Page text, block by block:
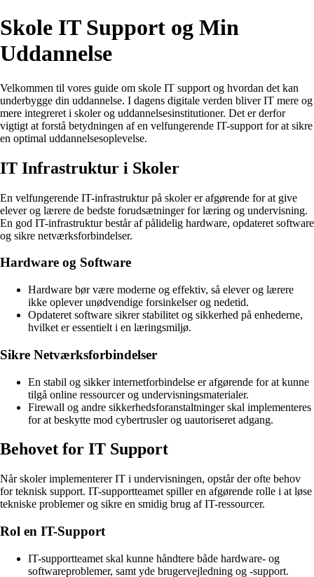
Skole IT Support og Min
Uddannelse
Velkommen til vores guide om skole IT support og hvordan det kan
underbygge din uddannelse. I dagens digitale verden bliver IT mere og
mere integreret i skoler og uddannelsesinstitutioner. Det er derfor
vigtigt at forstå betydningen af en velfungerende IT-support for at sikre
en optimal uddannelsesoplevelse.
IT Infrastruktur i Skoler
En velfungerende IT-infrastruktur på skoler er afgørende for at give
elever og lærere de bedste forudsætninger for læring og undervisning.
En god IT-infrastruktur består af pålidelig hardware, opdateret software
og sikre netværksforbindelser.
Hardware og Software
Hardware bør være moderne og effektiv, så elever og lærere
ikke oplever unødvendige forsinkelser og nedetid.
Opdateret software sikrer stabilitet og sikkerhed på enhederne,
hvilket er essentielt i en læringsmiljø.
Sikre Netværksforbindelser
En stabil og sikker internetforbindelse er afgørende for at kunne
tilgå online ressourcer og undervisningsmaterialer.
Firewall og andre sikkerhedsforanstaltninger skal implementeres
for at beskytte mod cybertrusler og uautoriseret adgang.
Behovet for IT Support
Når skoler implementerer IT i undervisningen, opstår der ofte behov
for teknisk support. IT-supportteamet spiller en afgørende rolle i at løse
tekniske problemer og sikre en smidig brug af IT-ressourcer.
Rol en IT-Support
IT-supportteamet skal kunne håndtere både hardware- og
softwareproblemer, samt yde brugervejledning og -support.